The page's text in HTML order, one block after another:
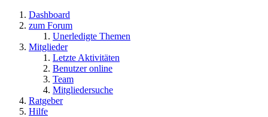
Dashboard
zum Forum
Unerledigte Themen
Mitglieder
Letzte Aktivitäten
Benutzer online
Team
Mitgliedersuche
Ratgeber
Hilfe